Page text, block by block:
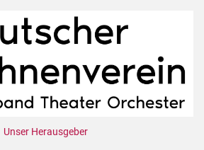
Unser Herausgeber